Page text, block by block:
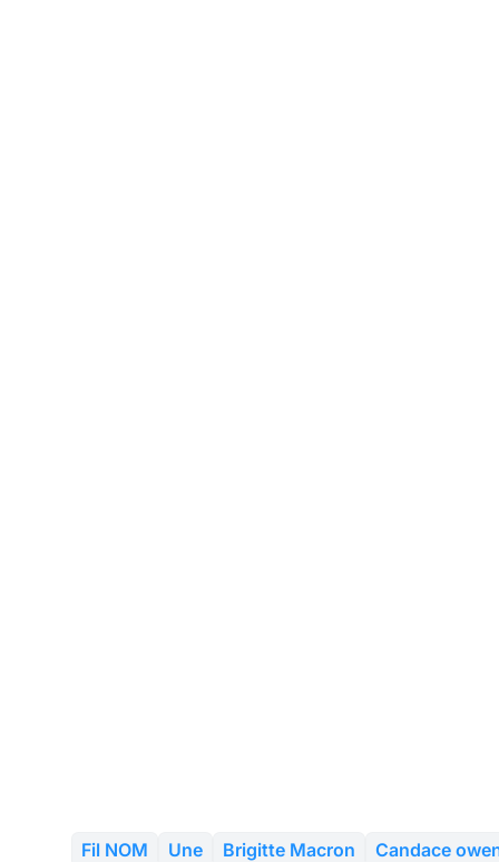
Fil NOM Une Brigitte Macron Candace